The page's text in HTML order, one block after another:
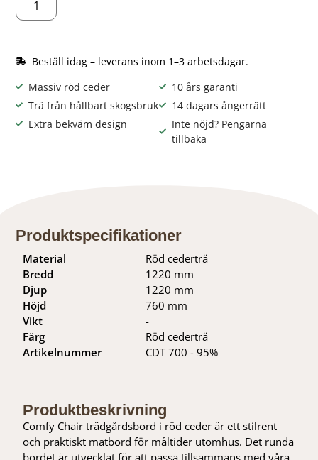
Beställ idag – leverans inom 1–3 arbetsdagar.
Massiv röd ceder
Trä från hållbart skogsbruk
Extra bekväm design
10 års garanti
14 dagars ångerrätt
Inte nöjd? Pengarna
tillbaka
Produktspecifikationer
Material
Bredd
Djup
Höjd
Vikt
Färg
Artikelnummer
Röd cederträ
1220 mm
1220 mm
760 mm
-
Röd cederträ
CDT 700 - 95%
Produktbeskrivning
Comfy Chair trädgårdsbord i röd ceder är ett stilrent
och praktiskt matbord för måltider utomhus. Det runda